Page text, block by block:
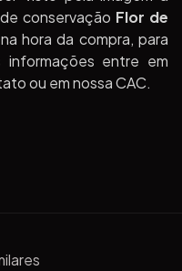
conservação Flor de
hora da compra, para
entre em
ou em nossa CAC.